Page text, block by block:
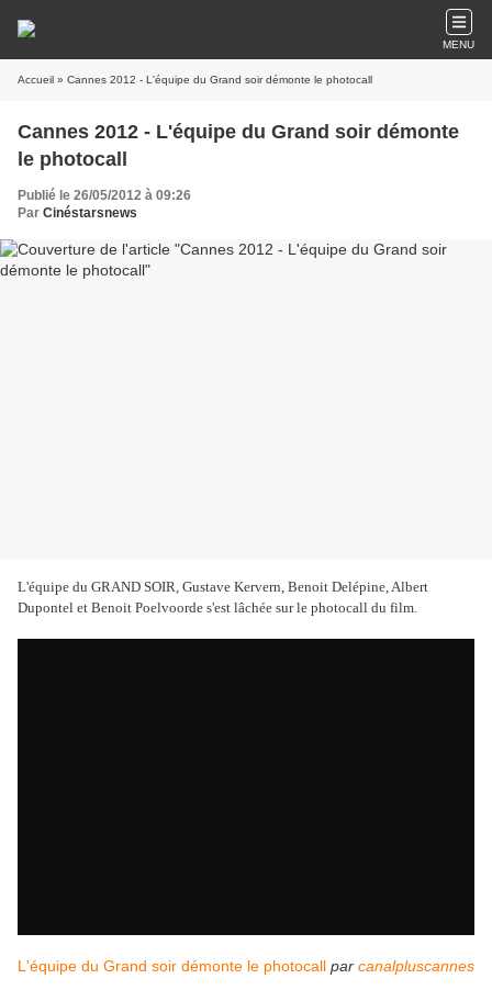
MENU
Accueil » Cannes 2012 - L'équipe du Grand soir démonte le photocall
Cannes 2012 - L'équipe du Grand soir démonte
le photocall
Publié le 26/05/2012 à 09:26
Par Cinéstarsnews
L'équipe du GRAND SOIR, Gustave Kervern, Benoit Delépine, Albert
Dupontel et Benoit Poelvoorde s'est lâchée sur le photocall du film.
L'équipe du Grand soir démonte le photocall par canalpluscannes